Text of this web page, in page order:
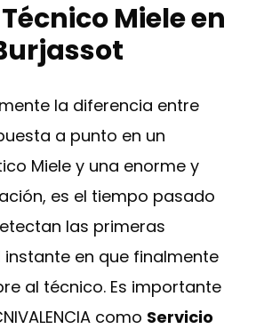
Miele en
la diferencia entre
a punto en un
Miele y una enorme y
es el tiempo pasado
las primeras
en que finalmente
al técnico. Es importante
como Servicio